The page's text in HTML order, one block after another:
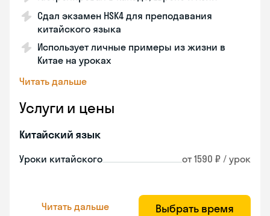
Сдал экзамен HSK4 для преподавания
китайского языка
Использует личные примеры из жизни в
Китае на уроках
Читать дальше
Услуги и цены
Китайский язык
Уроки китайского от 1590 ₽ / урок
Читать дальше Выбрать время